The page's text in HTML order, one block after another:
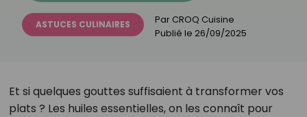
ASTUCES CULINAIRES Par CROQ Cuisine
Publié le 26/09/2025
Et si quelques gouttes suffisaient à transformer vos
plats ? Les huiles essentielles, on les connaît pour